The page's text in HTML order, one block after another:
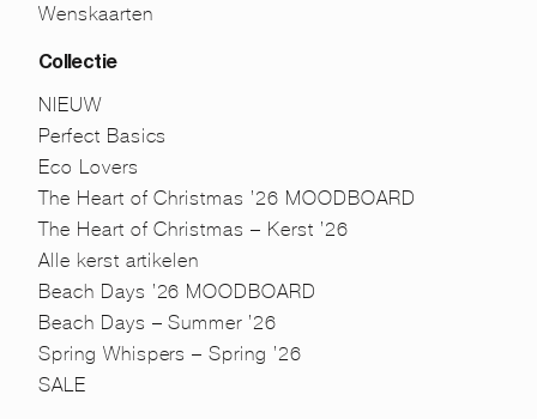
Wenskaarten
Collectie
NIEUW
Perfect Basics
Eco Lovers
The Heart of Christmas ’26 MOODBOARD
The Heart of Christmas – Kerst ’26
Alle kerst artikelen
Beach Days ’26 MOODBOARD
Beach Days – Summer ’26
Spring Whispers – Spring ’26
SALE